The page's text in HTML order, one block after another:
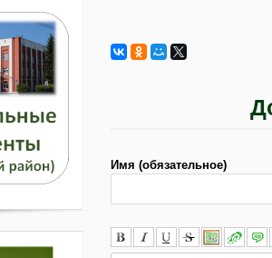
Имя (обязательное)